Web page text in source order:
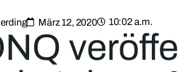
März 12, 2020 10:02 a.m.